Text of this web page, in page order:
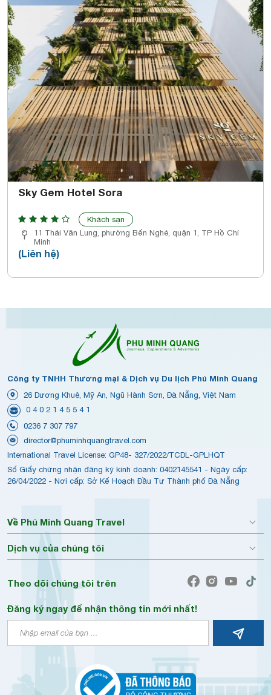
Sky Gem Hotel Sora
Khách sạn
11 Thái Văn Lung, phường Bến Nghé, quận 1, TP Hồ Chí
Minh
(Liên hệ)
Công ty TNHH Thương mại & Dịch vụ Du lịch Phú Minh Quang
26 Dương Khuê, Mỹ An, Ngũ Hành Sơn, Đà Nẵng, Việt Nam
0 4 0 2 1 4 5 5 4 1
0236 7 307 797
director@phuminhquangtravel.com
International Travel License: GP48- 327/2022/TCDL-GPLHQT
Số Giấy chứng nhận đăng ký kinh doanh: 0402145541 - Ngày cấp:
26/04/2022 - Nơi cấp: Sở Kế Hoạch Đầu Tư Thành phố Đà Nẵng
Về Phú Minh Quang Travel
Dịch vụ của chúng tôi
Theo dõi chúng tôi trên
Đăng ký ngay để nhận thông tin mới nhất!